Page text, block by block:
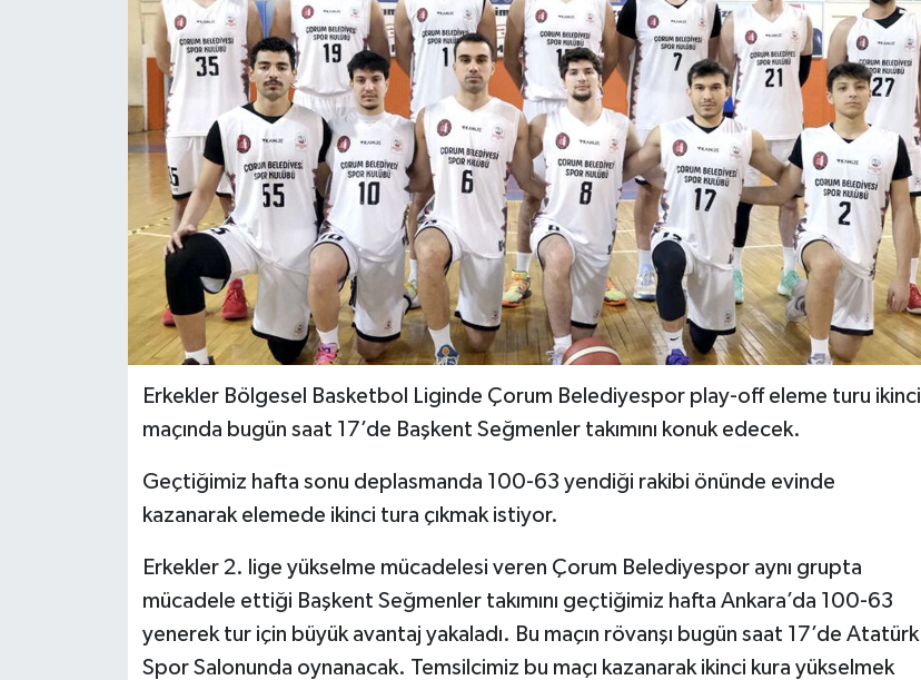
Erkekler Bölgesel Basketbol Liginde Çorum Belediyespor play-off eleme turu ikinci
maçında bugün saat 17’de Başkent Seğmenler takımını konuk edecek.
Geçtiğimiz hafta sonu deplasmanda 100-63 yendiği rakibi önünde evinde
kazanarak elemede ikinci tura çıkmak istiyor.
Erkekler 2. lige yükselme mücadelesi veren Çorum Belediyespor aynı grupta
mücadele ettiği Başkent Seğmenler takımını geçtiğimiz hafta Ankara’da 100-63
yenerek tur için büyük avantaj yakaladı. Bu maçın rövanşı bugün saat 17’de Atatürk
Spor Salonunda oynanacak. Temsilcimiz bu maçı kazanarak ikinci kura yükselmek
OTOPARK
TEKNOLOJİ